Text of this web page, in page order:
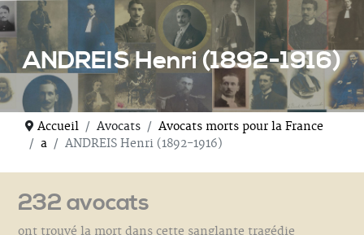
ANDREIS Henri (1892-1916)
Accueil Avocats
Avocats morts pour la France
a
ANDREIS Henri (1892-1916)
232 avocats
ont trouvé la mort dans cette sanglante tragédie